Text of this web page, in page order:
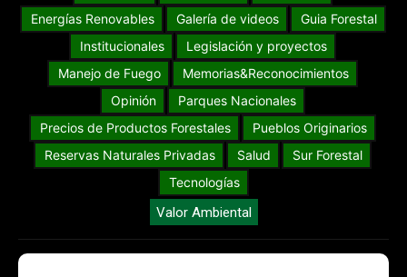
Energías Renovables
Galería de videos
Guia Forestal
Institucionales
Legislación y proyectos
Manejo de Fuego
Memorias&Reconocimientos
Opinión
Parques Nacionales
Precios de Productos Forestales
Pueblos Originarios
Reservas Naturales Privadas
Salud
Sur Forestal
Tecnologías
Valor Ambiental